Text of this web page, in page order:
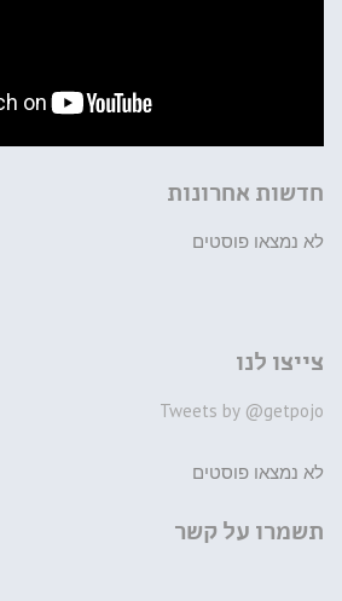
חדשות אחרונות
לא נמצאו פוסטים
צייצו לנו
Tweets by @getpojo
לא נמצאו פוסטים
תשמרו על קשר